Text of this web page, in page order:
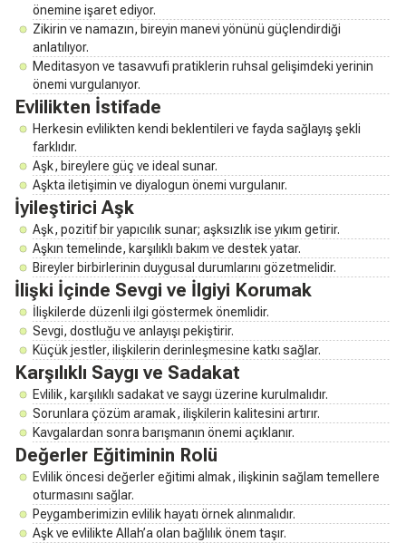
önemine işaret ediyor.
Zikirin ve namazın, bireyin manevi yönünü güçlendirdiği
anlatılıyor.
Meditasyon ve tasavvufi pratiklerin ruhsal gelişimdeki yerinin
önemi vurgulanıyor.
Evlilikten İstifade
Herkesin evlilikten kendi beklentileri ve fayda sağlayış şekli
farklıdır.
Aşk, bireylere güç ve ideal sunar.
Aşkta iletişimin ve diyalogun önemi vurgulanır.
İyileştirici Aşk
Aşk, pozitif bir yapıcılık sunar; aşksızlık ise yıkım getirir.
Aşkın temelinde, karşılıklı bakım ve destek yatar.
Bireyler birbirlerinin duygusal durumlarını gözetmelidir.
İlişki İçinde Sevgi ve İlgiyi Korumak
İlişkilerde düzenli ilgi göstermek önemlidir.
Sevgi, dostluğu ve anlayışı pekiştirir.
Küçük jestler, ilişkilerin derinleşmesine katkı sağlar.
Karşılıklı Saygı ve Sadakat
Evlilik, karşılıklı sadakat ve saygı üzerine kurulmalıdır.
Sorunlara çözüm aramak, ilişkilerin kalitesini artırır.
Kavgalardan sonra barışmanın önemi açıklanır.
Değerler Eğitiminin Rolü
Evlilik öncesi değerler eğitimi almak, ilişkinin sağlam temellere
oturmasını sağlar.
Peygamberimizin evlilik hayatı örnek alınmalıdır.
Aşk ve evlilikte Allah’a olan bağlılık önem taşır.